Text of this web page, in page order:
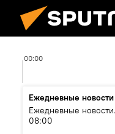
00:00
Ежедневные новости
Ежедневные
08:00